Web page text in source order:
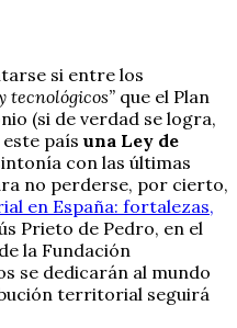
si entre los
tecnológicos” que el Plan
(si de verdad se logra,
país una Ley de
con las últimas
no perderse, por cierto,
en España: fortalezas,
Prieto de Pedro, en el
la Fundación
se dedicarán al mundo
territorial seguirá